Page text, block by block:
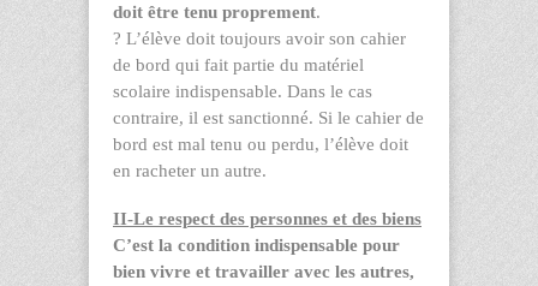
doit être tenu proprement.
? L’élève doit toujours avoir son cahier
de bord qui fait partie du matériel
scolaire indispensable. Dans le cas
contraire, il est sanctionné. Si le cahier de
bord est mal tenu ou perdu, l’élève doit
en racheter un autre.
II-Le respect des personnes et des biens
C’est la condition indispensable pour
bien vivre et travailler avec les autres,